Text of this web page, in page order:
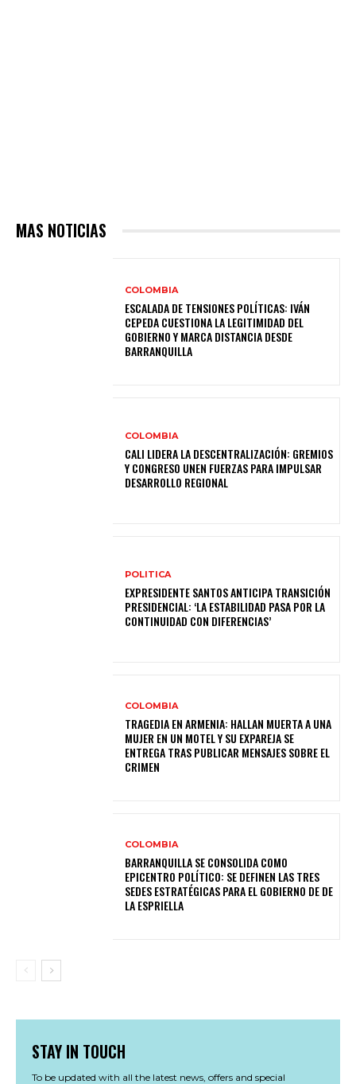
MAS NOTICIAS
COLOMBIA
ESCALADA DE TENSIONES POLÍTICAS: IVÁN
CEPEDA CUESTIONA LA LEGITIMIDAD DEL
GOBIERNO Y MARCA DISTANCIA DESDE
BARRANQUILLA
COLOMBIA
CALI LIDERA LA DESCENTRALIZACIÓN: GREMIOS
Y CONGRESO UNEN FUERZAS PARA IMPULSAR
DESARROLLO REGIONAL
POLITICA
EXPRESIDENTE SANTOS ANTICIPA TRANSICIÓN
PRESIDENCIAL: ‘LA ESTABILIDAD PASA POR LA
CONTINUIDAD CON DIFERENCIAS’
COLOMBIA
TRAGEDIA EN ARMENIA: HALLAN MUERTA A UNA
MUJER EN UN MOTEL Y SU EXPAREJA SE
ENTREGA TRAS PUBLICAR MENSAJES SOBRE EL
CRIMEN
COLOMBIA
BARRANQUILLA SE CONSOLIDA COMO
EPICENTRO POLÍTICO: SE DEFINEN LAS TRES
SEDES ESTRATÉGICAS PARA EL GOBIERNO DE DE
LA ESPRIELLA
STAY IN TOUCH
To be updated with all the latest news, offers and special